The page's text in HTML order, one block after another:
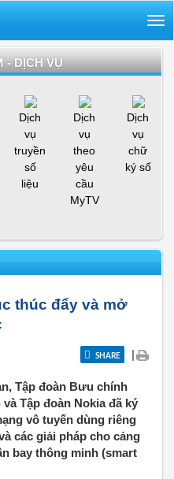
- DỊCH VỤ
Dịch
vụ
truyền
số
liệu
Dịch
vụ
theo
yêu
cầu
MyTV
Dịch
vụ
chữ
ký số
thúc đẩy và mở
SHARE |
Tập đoàn Bưu chính
Tập đoàn Nokia đã ký
vô tuyến dùng riêng
các giải pháp cho cảng
bay thông minh (smart